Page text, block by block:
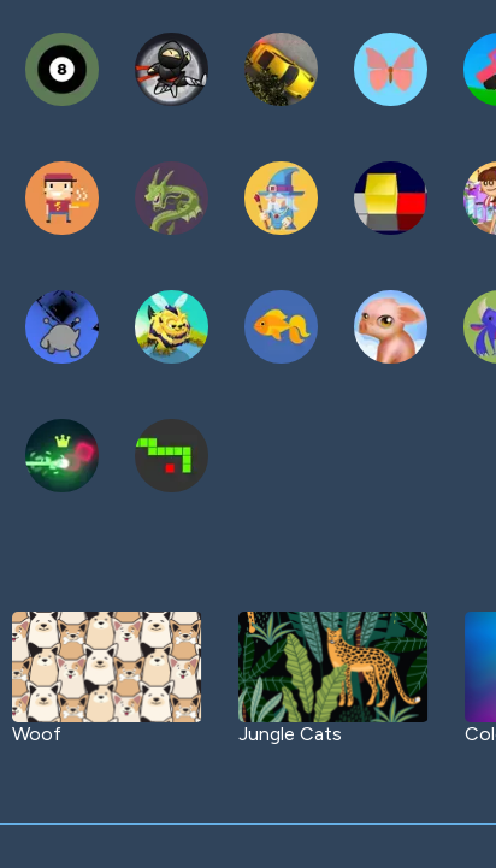
Woof Jungle Cats